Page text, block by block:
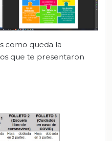
como queda la
que te presentaron